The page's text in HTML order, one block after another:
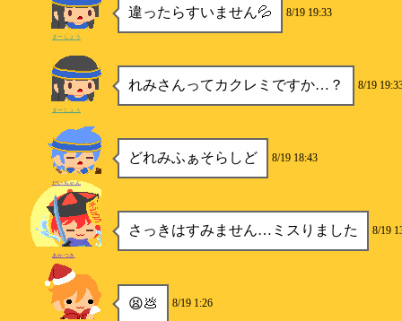
違ったらすいません💦 8/19 19:33
まーしょう
れみさんってカクレミですか…？ 8/19
まーしょう
どれみふぁそらしど 8/19 18:43
だいちゃん
さっきはすみません…ミスりました 8/19
あかつき
😫💩 8/19 1:26